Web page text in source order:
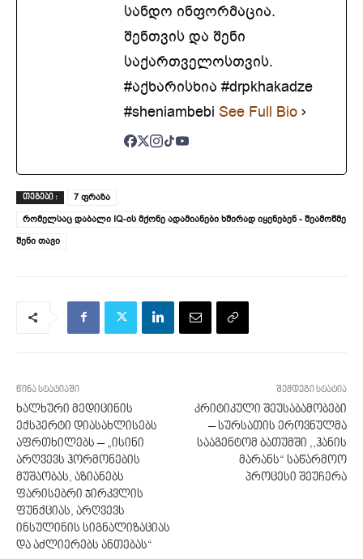
სანდო ინფორმაცია.
შენთვის და შენი
საქართველოსთვის.
#აქხარისხია #drpkhakadze
#sheniambebi See Full Bio
ᲗᲔᲒᲔᲑᲘ :
7 ფრაზა
რომელსაც დაბალი IQ-ის მქონე ადამიანები ხშირად იყენებენ - შეამოწმე
შენი თავი
წინა სტატიაში
ხალხური მედიცინის
ექსპერტი დიასახლისებს
აფრთხილებს – „ისინი
არღვევს ჰორმონების
მუშაობას, აზიანებს
ფარისებრი ჯირკვლის
ფუნქციას, არღვევს
ინსულინის სიგნალიზაციას
და აძლიერებს ანთებას“
შემდეგი სტატია
კრიტიკული შეუსაბამობები
– სურსათის ეროვნულმა
სააგენტომ ბათუმში ,,ჰანის
მარანს“ საწარმოო
პროცესი შეუჩერა